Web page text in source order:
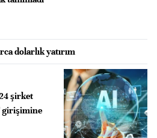
dolarlık yatırım
şirket
girişimine